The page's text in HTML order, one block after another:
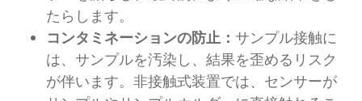
たらします。
コンタミネーションの防止： サンプル接触に
は、サンプルを汚染し、結果を歪めるリスク
が伴います。非接触式装置では、センサーが